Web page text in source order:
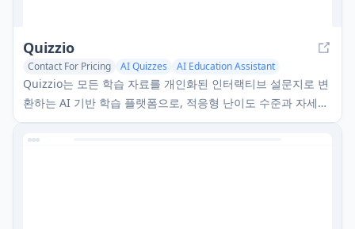
Quizzio
Contact For Pricing AI Quizzes
AI Education Assistant
AI Coaching
Quizzio는 모든 학습 자료를 개인화된 인터랙티브 설문지로 변
환하는 AI 기반 학습 플랫폼으로, 적응형 난이도 수준과 자세한
피드백을 제공합니다.